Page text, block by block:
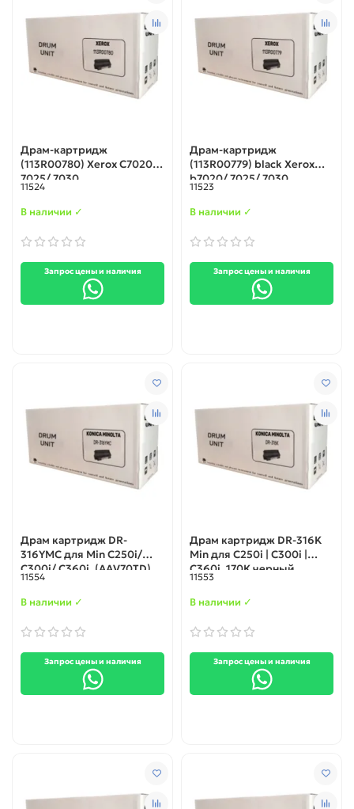
Драм-картридж
(113R00780) Xerox C7020/
7025/ 7030
11524
В наличии ✓
Запрос цены и наличия
Драм-картридж
(113R00779) black Xerox
b7020/ 7025/ 7030
11523
В наличии ✓
Запрос цены и наличия
Драм картридж DR-
316YMC для Min C250i/
C300i/ C360i. (AAV70TD)
11554
В наличии ✓
Запрос цены и наличия
Драм картридж DR-316K
Min для C250i | C300i |
C360i, 170К черный
11553
В наличии ✓
Запрос цены и наличия